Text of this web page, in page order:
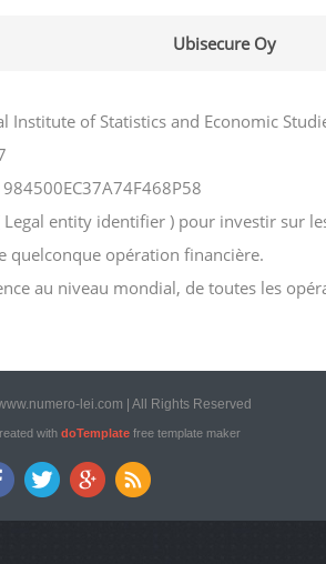
Ubisecure Oy
Institute of Statistics and Economic
Legal entity identifier ) pour investir
quelconque opération financière.
au niveau mondial, de toutes les
lei.com | All Rights Reserved
with doTemplatefree template maker